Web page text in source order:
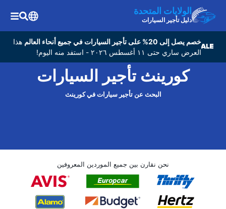
الولايات المتحدة
دليل تأجير السيارات
خصم يصل إلى 20% على تأجير السيارات في جميع أنحاء العالم
هذا
العرض ساري حتى ١١ أغسطس ٢٠٢٦ - استفد منه اليوم!
كورينث تأجير السيارات
البحث عن تأجير سيارات في كورينث
نحن نقارن بين جميع الموردين المعروفين